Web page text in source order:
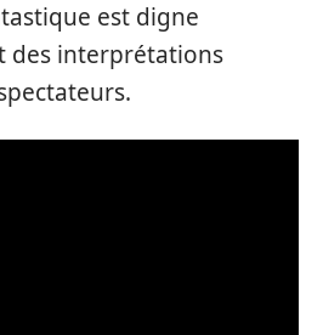
est digne
des interprétations